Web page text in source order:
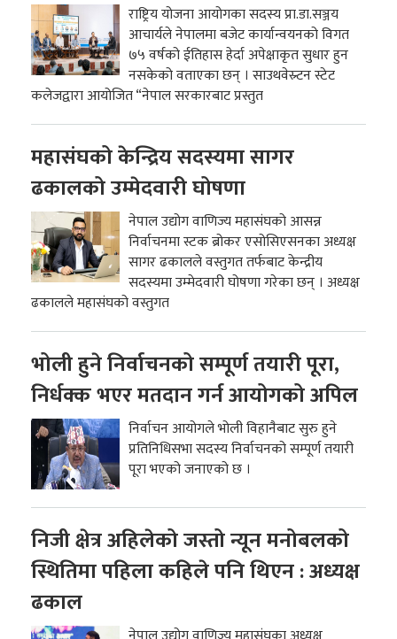
राष्ट्रिय योजना आयोगका सदस्य प्रा.डा.सञ्जय
आचार्यले नेपालमा बजेट कार्यान्वयनको विगत
७५ वर्षको ईतिहास हेर्दा अपेक्षाकृत सुधार हुन
नसकेको वताएका छन् । साउथवेस्र्टन स्टेट
कलेजद्वारा आयोजित “नेपाल सरकारबाट प्रस्तुत
महासंघको केन्द्रिय सदस्यमा सागर
ढकालको उम्मेदवारी घोषणा
नेपाल उद्योग वाणिज्य महासंघको आसन्न
निर्वाचनमा स्टक ब्रोकर एसोसिएसनका अध्यक्ष
सागर ढकालले वस्तुगत तर्फबाट केन्द्रीय
सदस्यमा उम्मेदवारी घोषणा गरेका छन् । अध्यक्ष
ढकालले महासंघको वस्तुगत
भोली हुने निर्वाचनको सम्पूर्ण तयारी पूरा,
निर्धक्क भएर मतदान गर्न आयोगको अपिल
निर्वाचन आयोगले भोली विहानैबाट सुरु हुने
प्रतिनिधिसभा सदस्य निर्वाचनको सम्पूर्ण तयारी
पूरा भएको जनाएको छ ।
निजी क्षेत्र अहिलेको जस्तो न्यून मनोबलको
स्थितिमा पहिला कहिले पनि थिएन : अध्यक्ष
ढकाल